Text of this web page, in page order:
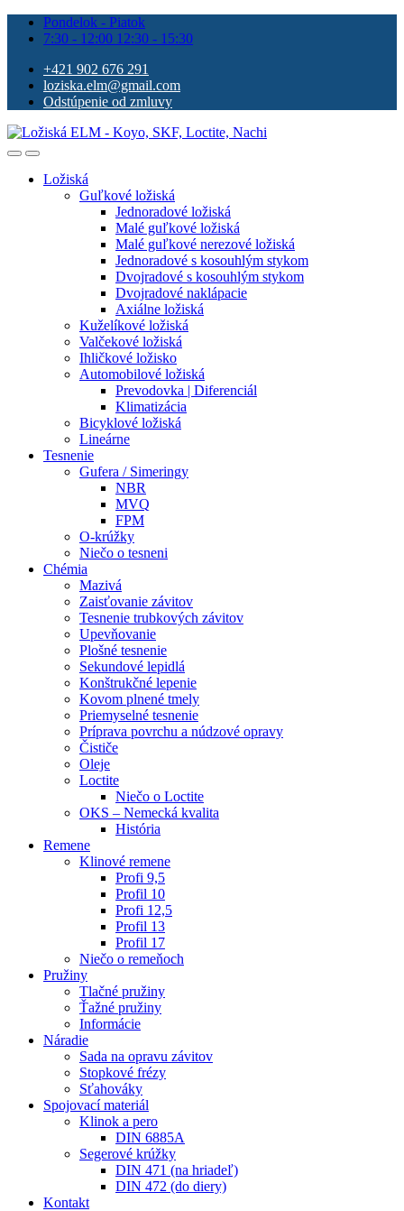
Pondelok - Piatok
7:30 - 12:00 12:30 - 15:30
+421 902 676 291
loziska.elm@gmail.com
Odstúpenie od zmluvy
Ložiská
Guľkové ložiská
Jednoradové ložiská
Malé guľkové ložiská
Malé guľkové nerezové ložiská
Jednoradové s kosouhlým stykom
Dvojradové s kosouhlým stykom
Dvojradové naklápacie
Axiálne ložiská
Kuželíkové ložiská
Valčekové ložiská
Ihličkové ložisko
Automobilové ložiská
Prevodovka | Diferenciál
Klimatizácia
Bicyklové ložiská
Lineárne
Tesnenie
Gufera / Simeringy
NBR
MVQ
FPM
O-krúžky
Niečo o tesneni
Chémia
Mazivá
Zaisťovanie závitov
Tesnenie trubkových závitov
Upevňovanie
Plošné tesnenie
Sekundové lepidlá
Konštrukčné lepenie
Kovom plnené tmely
Priemyselné tesnenie
Príprava povrchu a núdzové opravy
Čističe
Oleje
Loctite
Niečo o Loctite
OKS – Nemecká kvalita
História
Remene
Klinové remene
Profi 9,5
Profil 10
Profi 12,5
Profil 13
Profil 17
Niečo o remeňoch
Pružiny
Tlačné pružiny
Ťažné pružiny
Informácie
Náradie
Sada na opravu závitov
Stopkové frézy
Sťahováky
Spojovací materiál
Klinok a pero
DIN 6885A
Segerové krúžky
DIN 471 (na hriadeľ)
DIN 472 (do diery)
Kontakt